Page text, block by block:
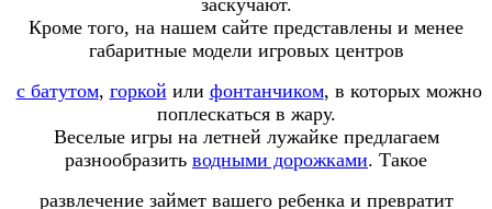
Кроме того, на нашем сайте представлены и менее
габаритные модели игровых центров
с батутом, горкой или фонтанчиком, в которых можно
поплескаться в жару.
Веселые игры на летней лужайке предлагаем
разнообразить водными дорожками. Такое
развлечение займет вашего ребенка и превратит